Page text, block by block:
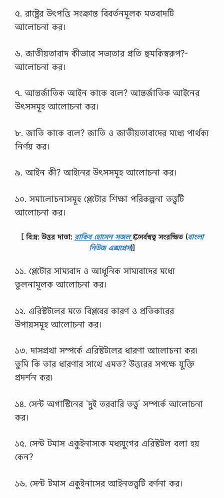
৫. রাষ্ট্রের উৎপত্তি সংক্রান্ত বিবর্তনমূলক মতবাদটি
আলোচনা কর।
৬. জাতীয়তাবাদ কীভাবে সভ্যতার প্রতি হুমকিস্বরূপ?-
আলোচনা কর।
৭. আন্তর্জাতিক আইন কাকে বলে? আন্তর্জাতিক আইনের
উৎসসমূহ আলোচনা কর।
৮. জাতি কাকে বলে? জাতি ও জাতীয়তাবাদের মধ্যে পার্থক্য
নির্ণয় কর।
৯. আইন কী? আইনের উৎসসমূহ আলোচনা কর।
১০. সমালোচনাসমূহ প্লেটোর শিক্ষা পরিকল্পনা তত্ত্বটি
আলোচনা কর।
[ বি:দ্র: উত্তর দাতা: রাকিব হোসেন সজল ©সর্বস্বত্ব সংরক্ষিত (বাংলা
নিউজ এক্সপ্রেস)]
১১. প্লেটোর সাম্যবাদ ও আধুনিক সাম্যবাদের মধ্যে
তুলনামূলক আলোচনা কর।
১২. এরিস্টটলের মতে বিপ্লবের কারণ ও প্রতিকারের
উপায়সমূহ আলোচনা কর।
১৩. দাসপ্রথা সম্পর্কে এরিস্টটলের ধারণা আলোচনা কর।
তুমি কি তার ধারণার সাথে এমত? উত্তরের সপক্ষে যুক্তি
প্রদর্শন কর।
১৪. সেন্ট অগাস্টিনের ‘দুই তরবারি তত্ত্ব’ সম্পর্কে আলোচনা
কর।
১৫. সেন্ট টমাস একুইনাসকে মধ্যযুগের এরিস্টটল বলা হয়
কেন?
১৬. সেন্ট টমাস একুইনাসের আইনতত্ত্বটি বর্ণনা কর।